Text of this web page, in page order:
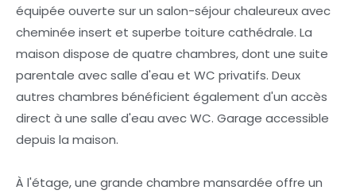
équipée ouverte sur un salon-séjour chaleureux avec
cheminée insert et superbe toiture cathédrale. La
maison dispose de quatre chambres, dont une suite
parentale avec salle d'eau et WC privatifs. Deux
autres chambres bénéficient également d'un accès
direct à une salle d'eau avec WC. Garage accessible
depuis la maison.
À l'étage, une grande chambre mansardée offre un